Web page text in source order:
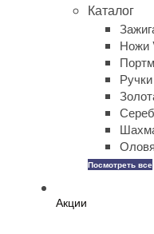
Каталог
Ножи
Посмотреть все
Акции